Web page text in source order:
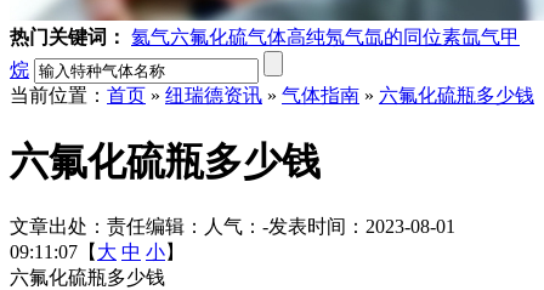
热门关键词： 氦气六氟化硫气体高纯氖气氙的同位素氙气甲
烷
当前位置： 首页 » 纽瑞德资讯 » 气体指南 » 六氟化硫瓶多少钱
六氟化硫瓶多少钱
文章出处： 责任编辑： 人气： -发表时间：2023-08-01
09:11:07【 大 中 小】
六氟化硫瓶多少钱